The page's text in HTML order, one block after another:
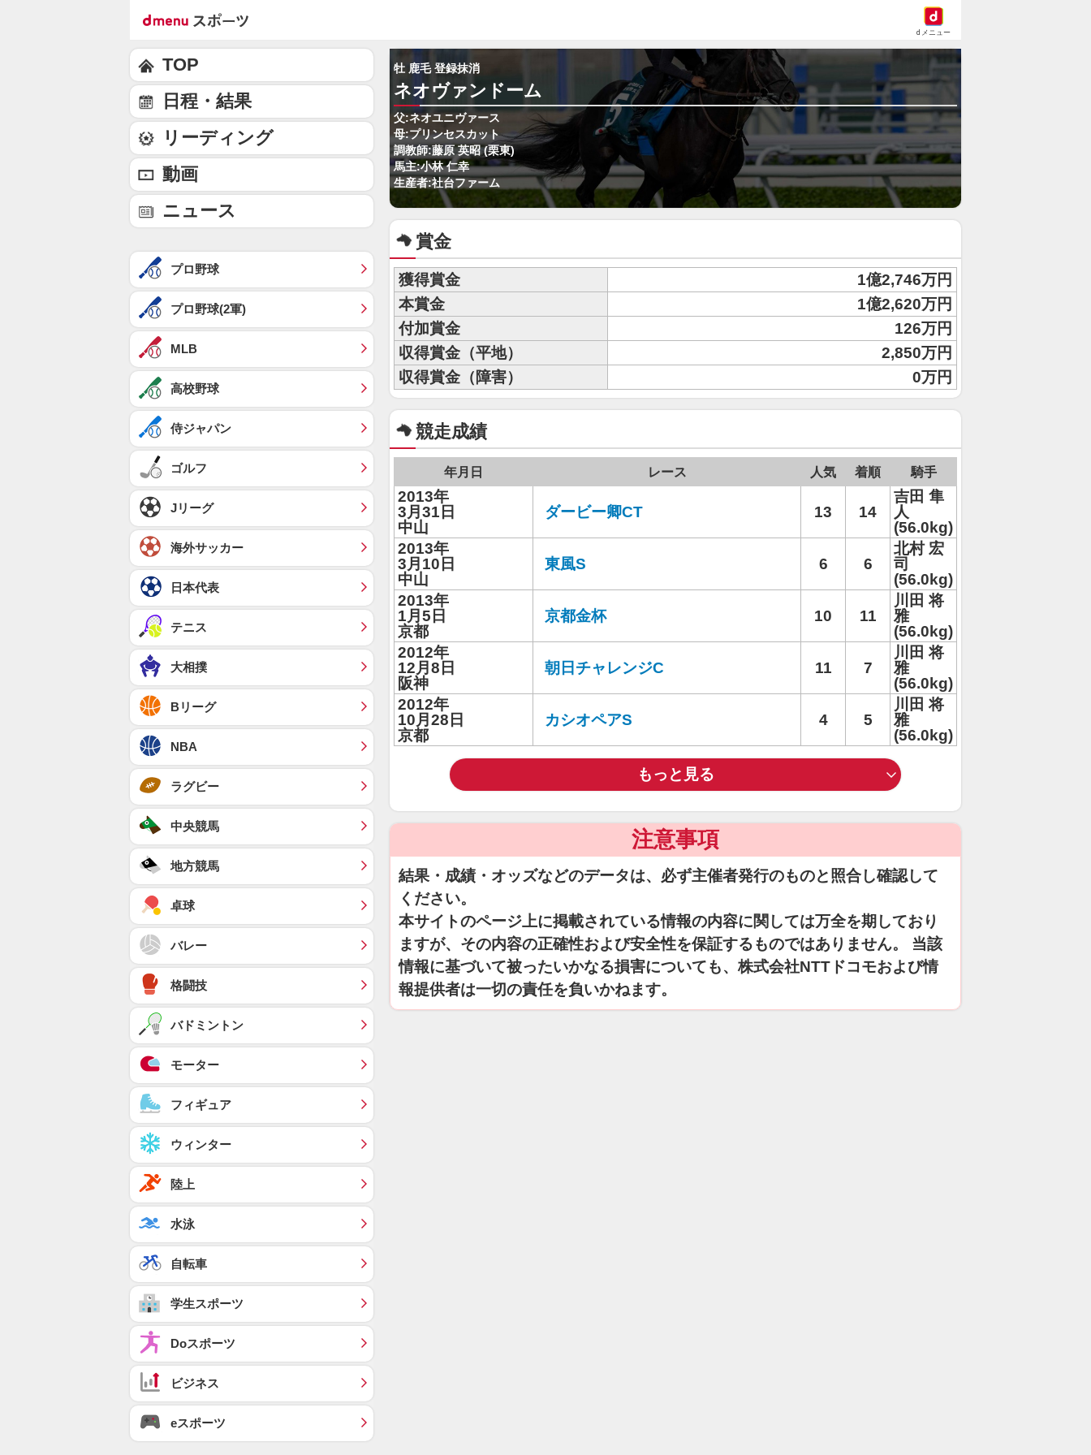
dメニュー
牡 鹿毛 登録抹消
ネオヴァンドーム
父:ネオユニヴァース
母:プリンセスカット
調教師:藤原 英昭 (栗東)
馬主:小林 仁幸
生産者:社台ファーム
賞金
獲得賞金
1億2,746万円
本賞金
1億2,620万円
付加賞金
126万円
収得賞金（平地）
2,850万円
収得賞金（障害）
0万円
競走成績
年月日 レース 人気 着順 騎手
2013年
3月31日
中山
ダービー卿CT 13 14
吉田 隼
人
(56.0kg)
2013年
3月10日
中山
東風S 6 6
北村 宏
司
(56.0kg)
2013年
1月5日
京都
京都金杯 10 11
川田 将
雅
(56.0kg)
2012年
12月8日
阪神
朝日チャレンジC 11 7
川田 将
雅
(56.0kg)
2012年
10月28日
京都
カシオペアS 4 5
川田 将
雅
(56.0kg)
もっと見る
注意事項
結果・成績・オッズなどのデータは、必ず主催者発行のものと照合し確認して
ください。
本サイトのページ上に掲載されている情報の内容に関しては万全を期しており
ますが、その内容の正確性および安全性を保証するものではありません。 当該
情報に基づいて被ったいかなる損害についても、株式会社NTTドコモおよび情
報提供者は一切の責任を負いかねます。
TOP
日程・結果
リーディング
動画
ニュース
プロ野球
プロ野球(2軍)
MLB
高校野球
侍ジャパン
ゴルフ
Jリーグ
海外サッカー
日本代表
テニス
大相撲
Bリーグ
NBA
ラグビー
中央競馬
地方競馬
卓球
バレー
格闘技
バドミントン
モーター
フィギュア
ウィンター
陸上
水泳
自転車
学生スポーツ
Doスポーツ
ビジネス
eスポーツ